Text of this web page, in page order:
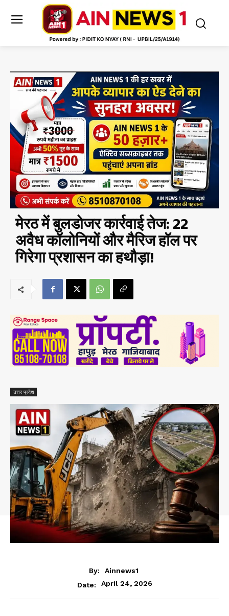
मेरठ में बुलडोजर कार्रवाई तेज: 22
अवैध कॉलोनियों और मैरिज हॉल पर
गिरेगा प्रशासन का हथौड़ा!
उत्तर प्रदेश
By:
Ainnews1
Date:
April 24, 2026